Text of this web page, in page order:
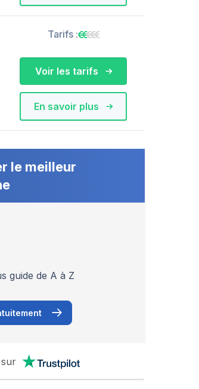
Tarifs :
En savoir plus
Voir les tarifs
le meilleur
guide de A à Z